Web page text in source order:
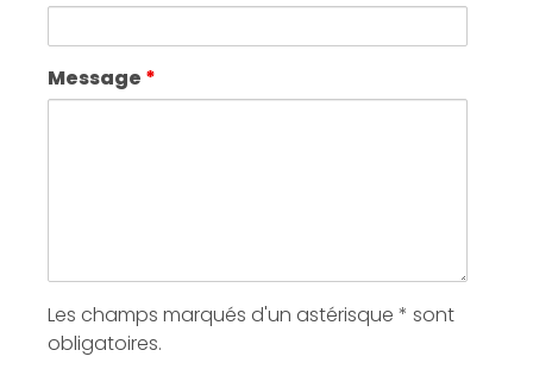
Message *
Les champs marqués d'un astérisque * sont
obligatoires.